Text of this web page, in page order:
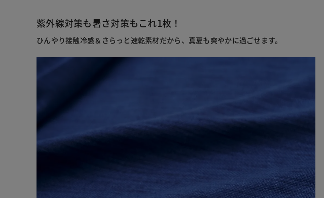
紫外線対策も暑さ対策もこれ1枚！
ひんやり接触冷感＆さらっと速乾素材だから、真夏も爽やかに過ごせます。